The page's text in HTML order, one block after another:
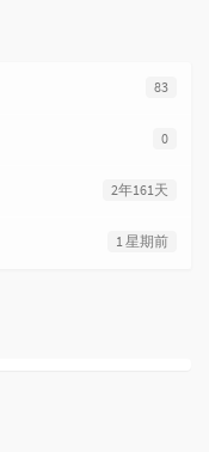
83
0
2年161天
1 星期前